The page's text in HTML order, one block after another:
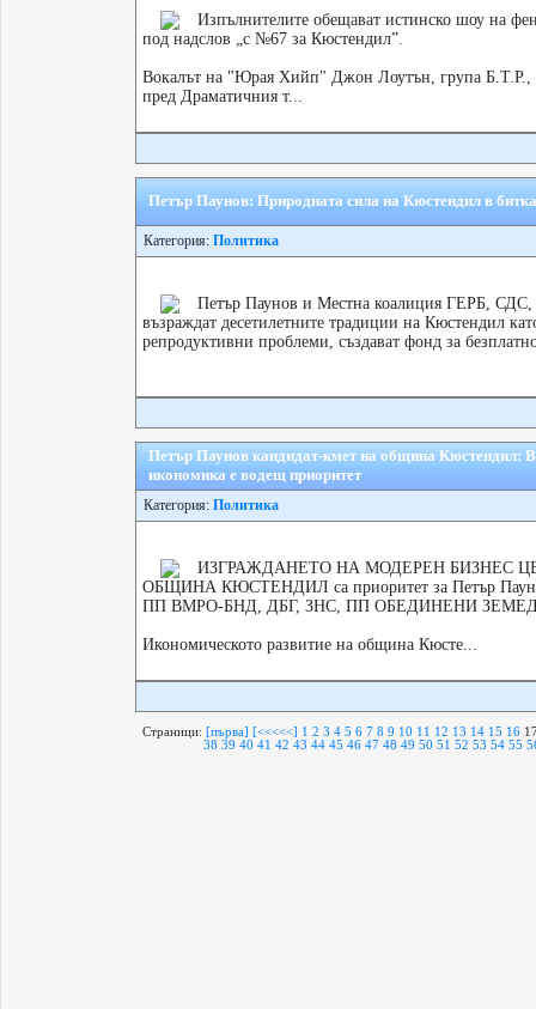
Изпълнителите обещават истинско шоу на
под надслов „с №67 за Кюстендил”.
Вокалът на "Юрая Хийп" Джон Лоутън, група
пред Драматичния т...
Петър Паунов: Природната сила на Кюстендил в битка
Категория: Политика
Петър Паунов и Местна коалиция ГЕРБ,
възраждат десетилетните традиции на Кюстендил
репродуктивни проблеми, създават фонд за
Петър Паунов кандидат-кмет на община Кюстендил:
икономика е водещ приоритет
Категория: Политика
ИЗГРАЖДАНЕТО НА МОДЕРЕН БИЗНЕС
ОБЩИНА КЮСТЕНДИЛ са приоритет за Петър
ПП ВМРО-БНД, ДБГ, ЗНС, ПП ОБЕДИНЕНИ
Икономическото развитие на община Кюсте...
Страници: [първа] [<<<<<] 1 2 3 4 5 6 7 8 9 10 11 12 13 14 15 16
38 39 40 41 42 43 44 45 46 47 48 49 50 51 52 53 54 55